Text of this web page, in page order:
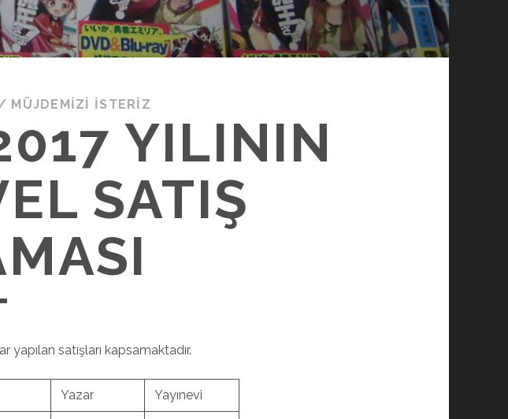
MÜJDEMIZI İSTERIZ
YILININ
SATIŞ
yapılan satışları kapsamaktadır.
Yazar Yayınevi